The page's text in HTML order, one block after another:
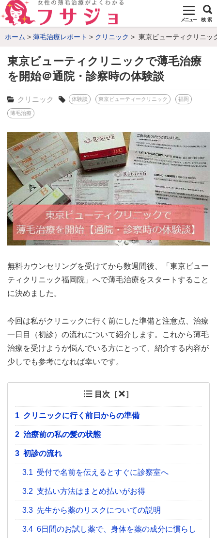
メニュー 検 索
ホーム 薄毛治療レポート クリニック 東京ビューティクリニッ
東京ビューティクリニックで薄毛治療
を開始＠通院・診察時の体験談
クリニック 体験談 東京ビューティークリニック 福岡
薄毛治療
無料カウンセリングを受けてから数週間後、「東京ビュー
ティクリニック福岡院」へで薄毛治療をスタートすること
に決めました。
今回は私がクリニックに行く前にした準備と注意点、治療
一日目（初診）の流れについて紹介します。これから薄毛
治療を受けようか悩んでいる方にとって、紹介する内容が
少しでも参考になれば幸いです。
目次［ ］
1 クリニックに行く前日からの準備
2 治療前の私の髪の状態
3 初診の流れ
3.1 受付で名前を伝えるとすぐに診察室へ
3.2 支払い方法はまとめ払いがお得
3.3 先生から薬のリスクについての説明
3.4 6日間のお試し薬で、身体を薬の成分に慣らし